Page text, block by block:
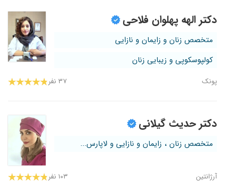
دکتر الهه پهلوان فلاحی
متخصص زنان و زایمان و نازایی
کولپوسکوپی و زیبایی زنان
پونک ۳۷ نفر
دکتر حدیث گیلانی
متخصص زنان ، زایمان و نازایی و لاپارس...
آرژانتین ۱۰۳ نفر